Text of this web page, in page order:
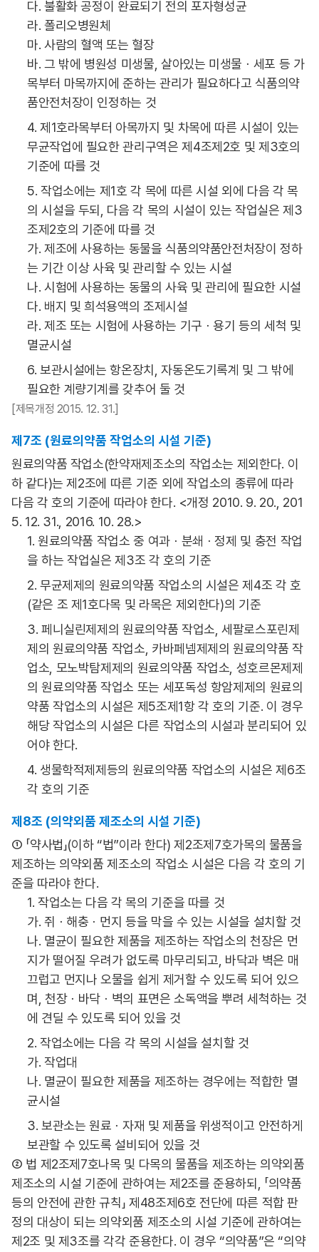
다. 불활화 공정이 완료되기 전의 포자형성균
라. 폴리오병원체
마. 사람의 혈액 또는 혈장
바. 그 밖에 병원성 미생물, 살아있는 미생물ㆍ세포 등 가
목부터 마목까지에 준하는 관리가 필요하다고 식품의약
품안전처장이 인정하는 것
4. 제1호라목부터 아목까지 및 차목에 따른 시설이 있는
무균작업에 필요한 관리구역은 제4조제2호 및 제3호의
기준에 따를 것
5. 작업소에는 제1호 각 목에 따른 시설 외에 다음 각 목
의 시설을 두되, 다음 각 목의 시설이 있는 작업실은 제3
조제2호의 기준에 따를 것
가. 제조에 사용하는 동물을 식품의약품안전처장이 정하
는 기간 이상 사육 및 관리할 수 있는 시설
나. 시험에 사용하는 동물의 사육 및 관리에 필요한 시설
다. 배지 및 희석용액의 조제시설
라. 제조 또는 시험에 사용하는 기구ㆍ용기 등의 세척 및
멸균시설
6. 보관시설에는 항온장치, 자동온도기록계 및 그 밖에
필요한 계량기계를 갖추어 둘 것
[제목개정 2015. 12. 31.]
제7조 (원료의약품 작업소의 시설 기준)
원료의약품 작업소(한약재제조소의 작업소는 제외한다. 이
하 같다)는 제2조에 따른 기준 외에 작업소의 종류에 따라
다음 각 호의 기준에 따라야 한다. <개정 2010. 9. 20., 201
5. 12. 31., 2016. 10. 28.>
1. 원료의약품 작업소 중 여과ㆍ분쇄ㆍ정제 및 충전 작업
을 하는 작업실은 제3조 각 호의 기준
2. 무균제제의 원료의약품 작업소의 시설은 제4조 각 호
(같은 조 제1호다목 및 라목은 제외한다)의 기준
3. 페니실린제제의 원료의약품 작업소, 세팔로스포린제
제의 원료의약품 작업소, 카바페넴제제의 원료의약품 작
업소, 모노박탐제제의 원료의약품 작업소, 성호르몬제제
의 원료의약품 작업소 또는 세포독성 항암제제의 원료의
약품 작업소의 시설은 제5조제1항 각 호의 기준. 이 경우
해당 작업소의 시설은 다른 작업소의 시설과 분리되어 있
어야 한다.
4. 생물학적제제등의 원료의약품 작업소의 시설은 제6조
각 호의 기준
제8조 (의약외품 제조소의 시설 기준)
① 「약사법」(이하 “법”이라 한다) 제2조제7호가목의 물품을
제조하는 의약외품 제조소의 작업소 시설은 다음 각 호의 기
준을 따라야 한다.
1. 작업소는 다음 각 목의 기준을 따를 것
가. 쥐ㆍ해충ㆍ먼지 등을 막을 수 있는 시설을 설치할 것
나. 멸균이 필요한 제품을 제조하는 작업소의 천장은 먼
지가 떨어질 우려가 없도록 마무리되고, 바닥과 벽은 매
끄럽고 먼지나 오물을 쉽게 제거할 수 있도록 되어 있으
며, 천장ㆍ바닥ㆍ벽의 표면은 소독액을 뿌려 세척하는 것
에 견딜 수 있도록 되어 있을 것
2. 작업소에는 다음 각 목의 시설을 설치할 것
가. 작업대
나. 멸균이 필요한 제품을 제조하는 경우에는 적합한 멸
균시설
3. 보관소는 원료ㆍ자재 및 제품을 위생적이고 안전하게
보관할 수 있도록 설비되어 있을 것
② 법 제2조제7호나목 및 다목의 물품을 제조하는 의약외품
제조소의 시설 기준에 관하여는 제2조를 준용하되, 「의약품
등의 안전에 관한 규칙」 제48조제6호 전단에 따른 적합 판
정의 대상이 되는 의약외품 제조소의 시설 기준에 관하여는
제2조 및 제3조를 각각 준용한다. 이 경우 “의약품”은 “의약